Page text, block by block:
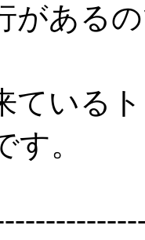
がある
ている
。